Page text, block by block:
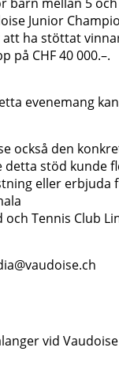
Junior
att ha stöttat
CHF 40 000.–.
evenemang kan
också den
detta stöd kunde
eller erbjuda
Tennis Club
vid Vaudoise